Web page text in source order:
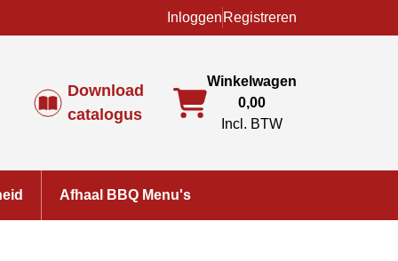
Inloggen Registreren
Download
catalogus
Winkelwagen
0,00
Incl. BTW
Afhaal BBQ Menu's